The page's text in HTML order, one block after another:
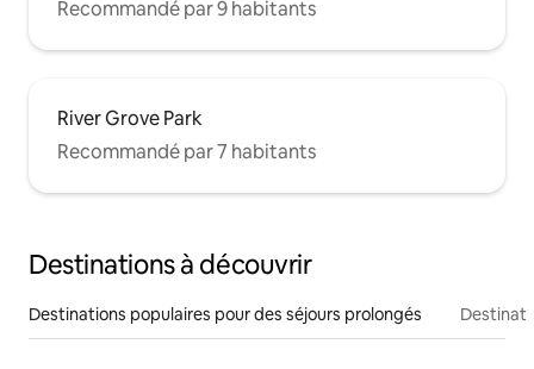
Recommandé par 9 habitants
River Grove Park
Recommandé par 7 habitants
Destinations à découvrir
Destinations populaires pour des séjours prolongés